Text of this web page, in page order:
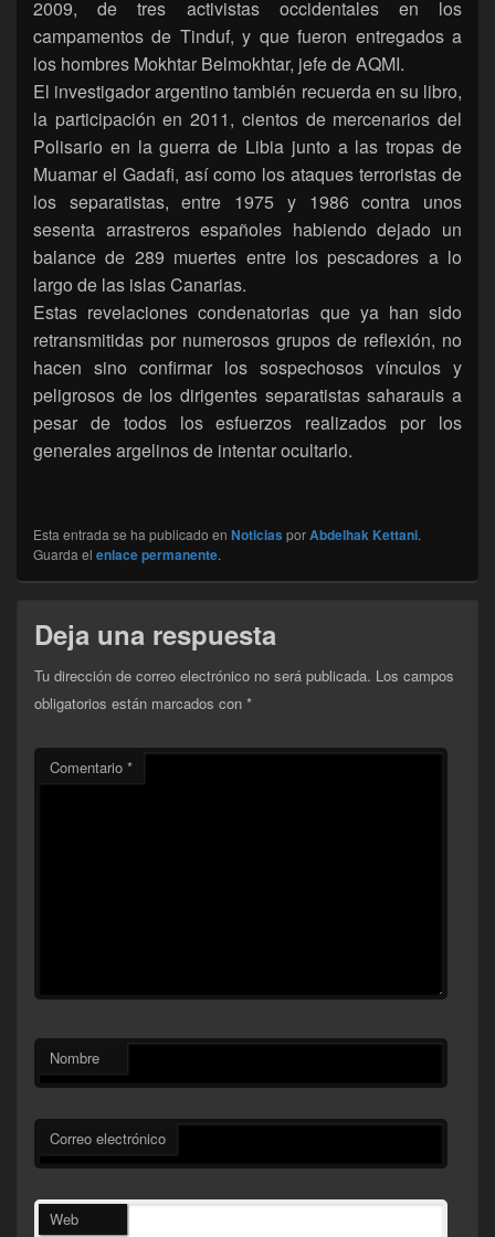
2009, de tres activistas occidentales en los
campamentos de Tinduf, y que fueron entregados a
los hombres Mokhtar Belmokhtar, jefe de AQMI.
El investigador argentino también recuerda en su libro,
la participación en 2011, cientos de mercenarios del
Polisario en la guerra de Libia junto a las tropas de
Muamar el Gadafi, así como los ataques terroristas de
los separatistas, entre 1975 y 1986 contra unos
sesenta arrastreros españoles habiendo dejado un
balance de 289 muertes entre los pescadores a lo
largo de las islas Canarias.
Estas revelaciones condenatorias que ya han sido
retransmitidas por numerosos grupos de reflexión, no
hacen sino confirmar los sospechosos vínculos y
peligrosos de los dirigentes separatistas saharauis a
pesar de todos los esfuerzos realizados por los
generales argelinos de intentar ocultarlo.
Esta entrada se ha publicado en Noticias porAbdelhak Kettani.
Guarda el enlace permanente.
Deja una respuesta
Tu dirección de correo electrónico no será publicada. Los campos
obligatorios están marcados con *
Comentario *
Nombre
Correo electrónico
Web